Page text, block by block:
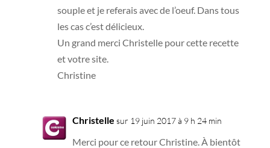
souple et je referais avec de l’oeuf. Dans tous
les cas c’est délicieux.
Un grand merci Christelle pour cette recette
et votre site.
Christine
Christelle sur 19 juin 2017 à 9 h 24 min
Merci pour ce retour Christine. À bientôt